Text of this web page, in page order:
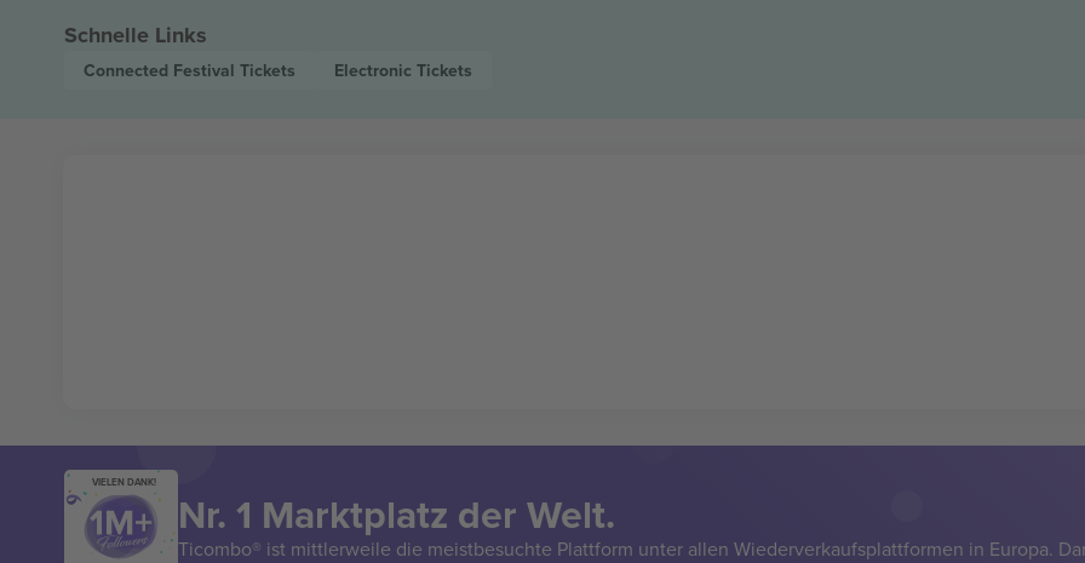
Schnelle Links
Connected Festival Tickets Electronic Tickets
VIELEN DANK!
Nr. 1 Marktplatz der Welt.
Ticombo® ist mittlerweile die meistbesuchte Plattform unter allen Wiederverkaufsplattformen in Europa.